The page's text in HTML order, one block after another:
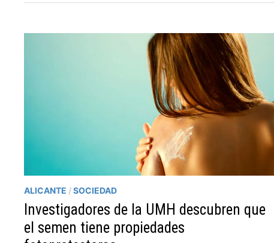
ALICANTE /SOCIEDAD
Investigadores de la UMH descubren que
el semen tiene propiedades